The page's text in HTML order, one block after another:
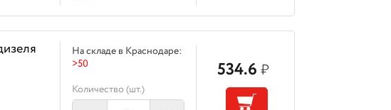
На складе в Краснодаре:
>50
Количество (шт.)
534.6₽